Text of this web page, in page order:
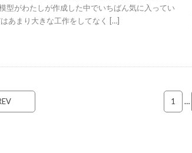
型がわたしが作成した中でいちばん気に入ってい
はあまり大きな工作をしてなく […]
1 …